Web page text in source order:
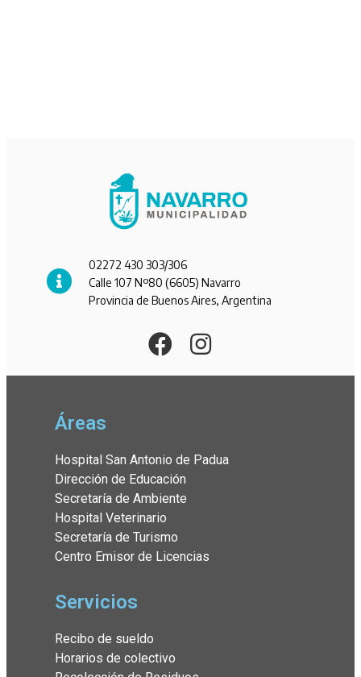
02272 430 303/306
Calle 107 Nº80 (6605) Navarro
Provincia de Buenos Aires, Argentina
Áreas
Hospital San Antonio de Padua
Dirección de Educación
Secretaría de Ambiente
Hospital Veterinario
Secretaría de Turismo
Centro Emisor de Licencias
Servicios
Recibo de sueldo
Horarios de colectivo